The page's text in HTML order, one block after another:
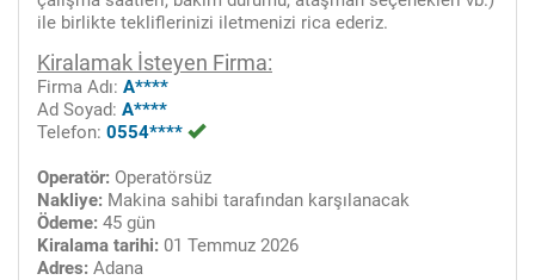
ile birlikte tekliflerinizi iletmenizi rica ederiz.
Kiralamak İsteyen Firma:
Firma Adı: A****
Ad Soyad: A****
Telefon: 0554****
Operatör: Operatörsüz
Nakliye: Makina sahibi tarafından karşılanacak
Ödeme: 45 gün
Kiralama tarihi: 01 Temmuz 2026
Adres: Adana